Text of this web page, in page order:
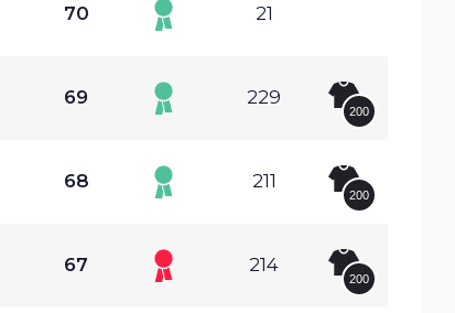
70 21
69 229
200
68 211
200
67 214
200